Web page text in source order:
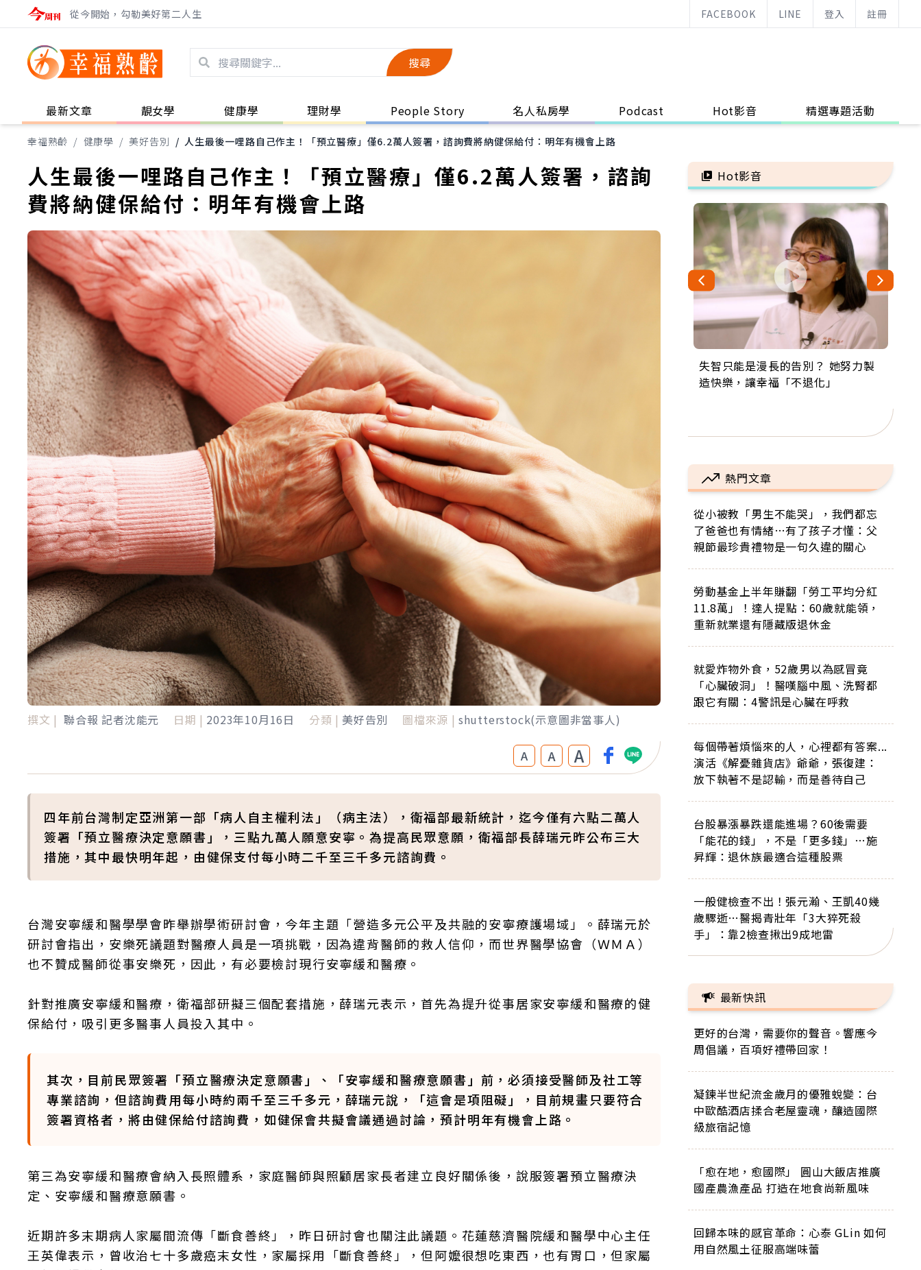
從今開始，勾勒美好第二人生 FACEBOOK LINE 登入 註冊
搜尋
最新文章 靚女學 健康學 理財學 People Story 名人私房學 Podcast Hot影音 精選專題活動
幸福熟齡 / 健康學 / 美好告別 / 人生最後一哩路自己作主！「預立醫療」僅6.2萬人簽署，諮詢費將納健保給付：明年有機會上路
人生最後一哩路自己作主！「預立醫療」僅6.2萬人簽署，諮詢
費將納健保給付：明年有機會上路
撰文 | 聯合報 記者沈能元 日期 | 2023年10月16日 分類 | 美好告別 圖檔來源 | shutterstock(示意圖非當事人)
A A A
四年前台灣制定亞洲第一部「病人自主權利法」（病主法），衛福部最新統計，迄今僅有六點二萬人
簽署「預立醫療決定意願書」，三點九萬人願意安寧。為提高民眾意願，衛福部長薛瑞元昨公布三大
措施，其中最快明年起，由健保支付每小時二千至三千多元諮詢費。
台灣安寧緩和醫學學會昨舉辦學術研討會，今年主題「營造多元公平及共融的安寧療護場域」。薛瑞元於
研討會指出，安樂死議題對醫療人員是一項挑戰，因為違背醫師的救人信仰，而世界醫學協會（ＷＭＡ）
也不贊成醫師從事安樂死，因此，有必要檢討現行安寧緩和醫療。
針對推廣安寧緩和醫療，衛福部研擬三個配套措施，薛瑞元表示，首先為提升從事居家安寧緩和醫療的健
保給付，吸引更多醫事人員投入其中。
其次，目前民眾簽署「預立醫療決定意願書」、「安寧緩和醫療意願書」前，必須接受醫師及社工等
專業諮詢，但諮詢費用每小時約兩千至三千多元，薛瑞元說，「這會是項阻礙」，目前規畫只要符合
簽署資格者，將由健保給付諮詢費，如健保會共擬會議通過討論，預計明年有機會上路。
第三為安寧緩和醫療會納入長照體系，家庭醫師與照顧居家長者建立良好關係後，說服簽署預立醫療決
定、安寧緩和醫療意願書。
近期許多末期病人家屬間流傳「斷食善終」，昨日研討會也關注此議題。花蓮慈濟醫院緩和醫學中心主任
王英偉表示，曾收治七十多歲癌末女性，家屬採用「斷食善終」，但阿嬤很想吃東西，也有胃口，但家屬
Hot影音
失智只能是漫長的告別？ 她努力製
造快樂，讓幸福「不退化」
來自剛果的巧克力神父 為台灣奉獻
36年 「台灣是我的家，我連作夢都
63歲卸矽谷副總、搬回台灣找快
樂！「蛋黃哥小丑」走進安養院，
104歲打破金氏世界紀錄 成為全球
最年長羽球選手，分享長壽的秘密
事業巔峰他選擇追夢…黑手阿伯拉
小提琴還登上小巨蛋！連CNN都大
熱門文章
從小被教「男生不能哭」，我們都忘
了爸爸也有情緒…有了孩子才懂：父
親節最珍貴禮物是一句久違的關心
勞動基金上半年賺翻「勞工平均分紅
11.8萬」！達人提點：60歲就能領，
重新就業還有隱藏版退休金
就愛炸物外食，52歲男以為感冒竟
「心臟破洞」！醫嘆腦中風、洗腎都
跟它有關：4警訊是心臟在呼救
每個帶著煩惱來的人，心裡都有答案...
演活《解憂雜貨店》爺爺，張復建：
放下執著不是認輸，而是善待自己
台股暴漲暴跌還能進場？60後需要
「能花的錢」，不是「更多錢」…施
昇輝：退休族最適合這種股票
一般健檢查不出！張元瀚、王凱40幾
歲驟逝…醫揭青壯年「3大猝死殺
手」：靠2檢查揪出9成地雷
最新快訊
更好的台灣，需要你的聲音。響應今
周倡議，百項好禮帶回家！
凝鍊半世紀流金歲月的優雅蛻變：台
中歐酷酒店揉合老屋靈魂，釀造國際
級旅宿記憶
「愈在地，愈國際」 圓山大飯店推廣
國產農漁產品 打造在地食尚新風味
回歸本味的感官革命：心泰 GLin 如何
用自然風土征服高端味蕾